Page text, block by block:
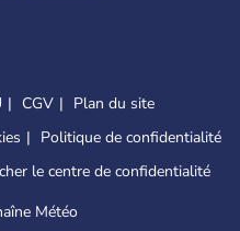
CGV
Plan du site
Politique de confidentialité
le centre de confidentialité
Météo